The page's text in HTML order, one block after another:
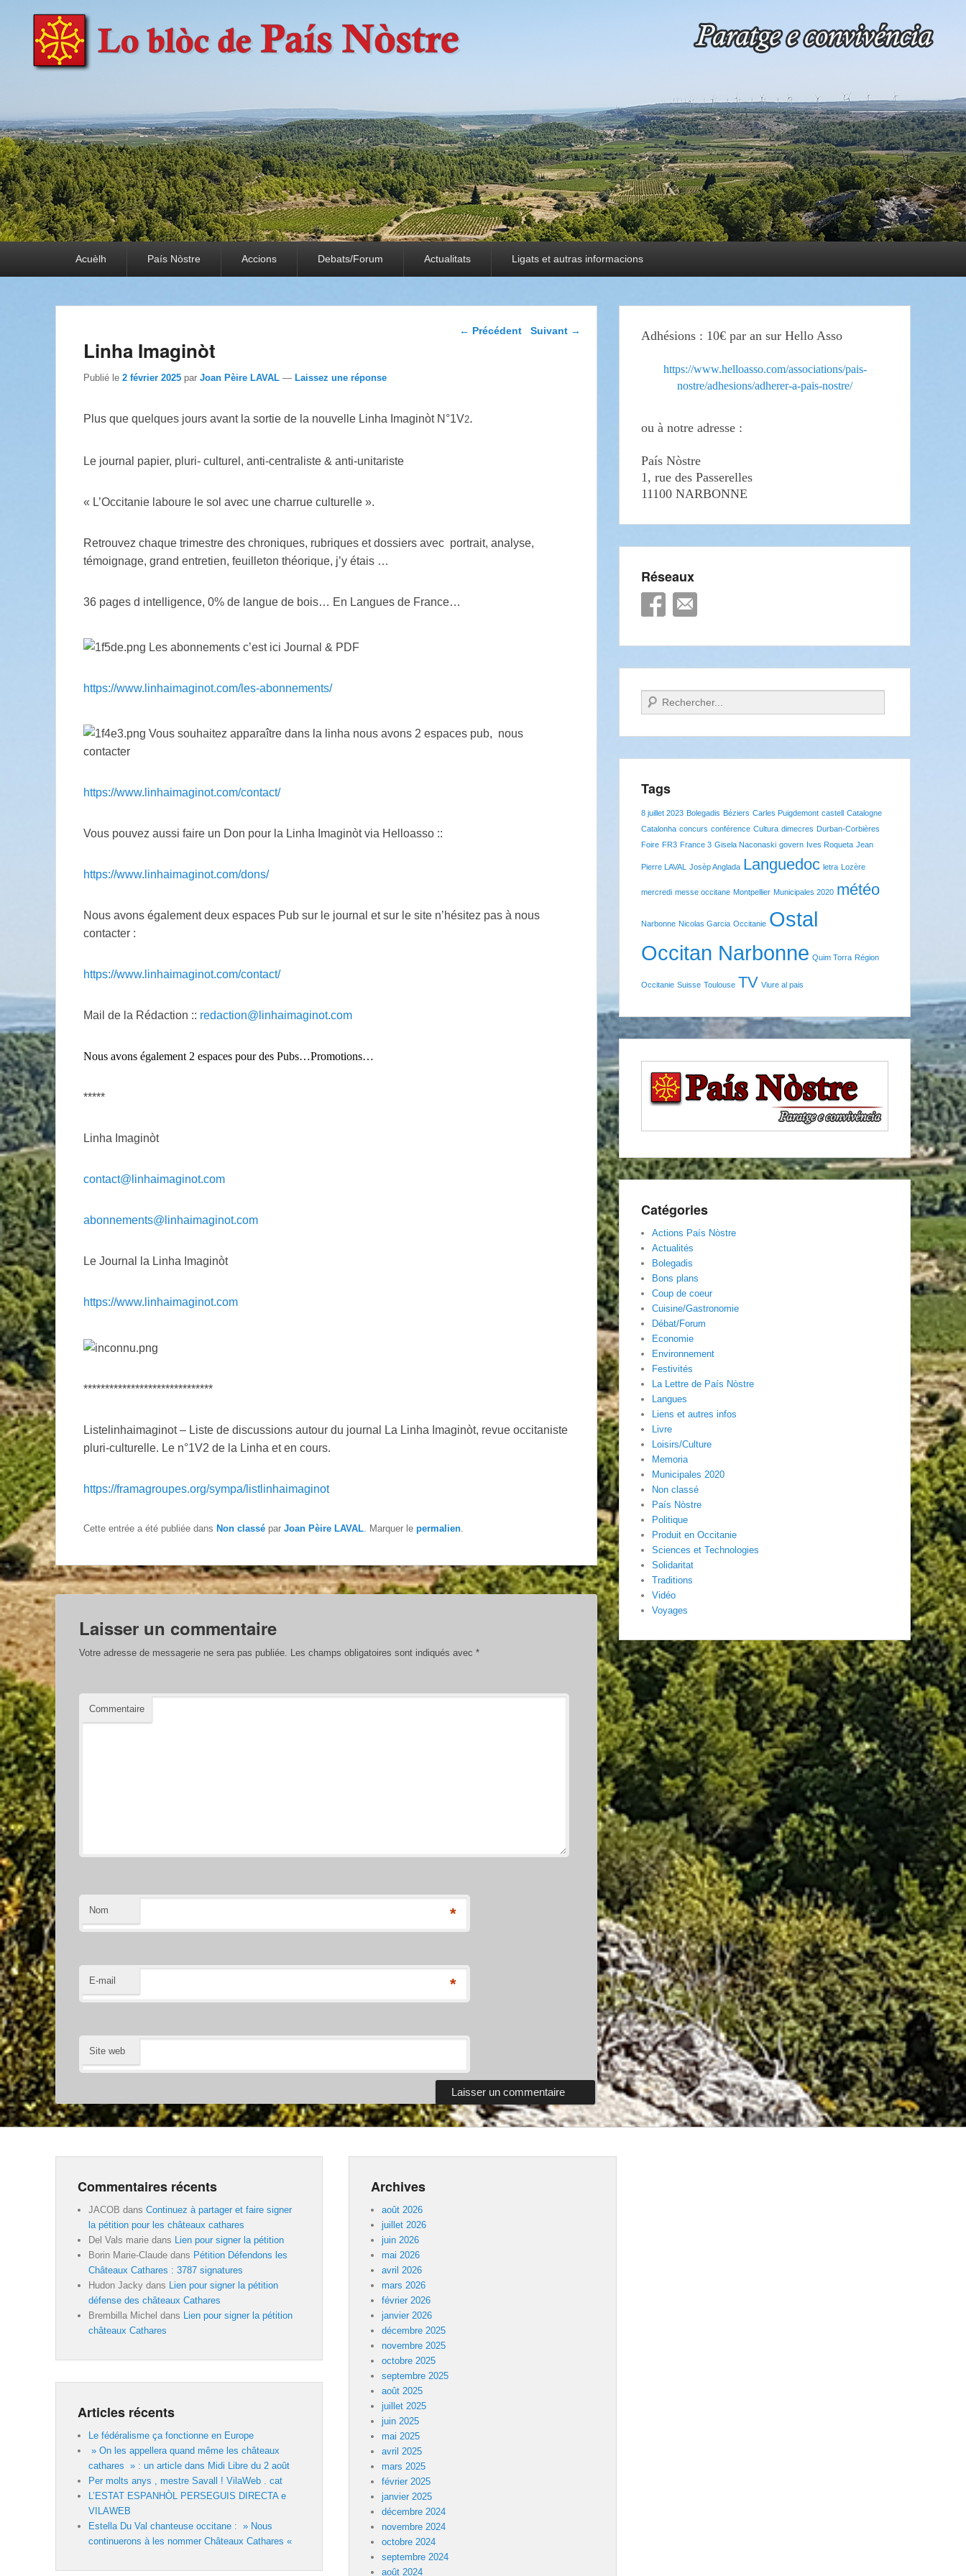
País Nòstre
Paratge e Convivència
Acuèlh País Nòstre Accions Debats/Forum Actualitats Ligats et autras informacions
Navigation dans les
← Précédent Suivant →
Linha Imaginòt
Publié le 2 février 2025 par Joan Pèire LAVAL — Laissez une réponse
Plus que quelques jours avant la sortie de la nouvelle Linha Imaginòt N°1V2.
Le journal papier, pluri- culturel, anti-centraliste & anti-unitariste
« L’Occitanie laboure le sol avec une charrue culturelle ».
Retrouvez chaque trimestre des chroniques, rubriques et dossiers avec portrait, analyse,
témoignage, grand entretien, feuilleton théorique, j’y étais …
36 pages d intelligence, 0% de langue de bois… En Langues de France…
Les abonnements c’est ici Journal & PDF
https://www.linhaimaginot.com/les-abonnements/
Vous souhaitez apparaître dans la linha nous avons 2 espaces pub, nous
contacter
https://www.linhaimaginot.com/contact/
Vous pouvez aussi faire un Don pour la Linha Imaginòt via Helloasso ::
https://www.linhaimaginot.com/dons/
Nous avons également deux espaces Pub sur le journal et sur le site n’hésitez pas à nous
contacter :
https://www.linhaimaginot.com/contact/
Mail de la Rédaction :: redaction@linhaimaginot.com
Nous avons également 2 espaces pour des Pubs…Promotions…
*****
Linha Imaginòt
contact@linhaimaginot.com
abonnements@linhaimaginot.com
Le Journal la Linha Imaginòt
https://www.linhaimaginot.com
******************************
Listelinhaimaginot – Liste de discussions autour du journal La Linha Imaginòt, revue occitaniste
pluri-culturelle. Le n°1V2 de la Linha et en cours.
https://framagroupes.org/sympa/listlinhaimaginot
Cette entrée a été publiée dans Non classé par Joan Pèire LAVAL . Marquer le permalien
Laisser un commentaire
Votre adresse de messagerie ne sera pas publiée. Les champs obligatoires sont indiqués avec *
Commentaire
Nom *
E-mail *
Site web
Adhésions : 10€ par an sur Hello Asso
https://www.helloasso.com/associations/pais-
nostre/adhesions/adherer-a-pais-nostre/
ou à notre adresse :
País Nòstre
1, rue des Passerelles
11100 NARBONNE
Réseaux
Recherche
Tags
8 juillet 2023 Bolegadis Béziers Carles Puigdemont castell Catalogne
Catalonha concurs conférence Cultura dimecres Durban-Corbières
Foire FR3 France 3 Gisela Naconaski govern Ives Roqueta Jean
Pierre LAVAL Josèp Anglada Languedoc letra Lozère
mercredi messe occitane Montpellier Municipales 2020 météo
Narbonne Nicolas Garcia Occitanie Ostal
Occitan Narbonne Quim Torra Région
Occitanie Suisse Toulouse TV Viure al pais
Catégories
Actions País Nòstre
Actualités
Bolegadis
Bons plans
Coup de coeur
Cuisine/Gastronomie
Débat/Forum
Economie
Environnement
Festivités
La Lettre de País Nòstre
Langues
Liens et autres infos
Livre
Loisirs/Culture
Memoria
Municipales 2020
Non classé
País Nòstre
Politique
Produit en Occitanie
Sciences et Technologies
Solidaritat
Traditions
Vidéo
Voyages
Commentaires récents
JACOB dans Continuez à partager et faire signer
la pétition pour les châteaux cathares
Del Vals marie dans
Lien pour signer la pétition
Borin Marie-Claude dans Pétition Défendons les
Châteaux Cathares : 3787 signatures
Hudon Jacky dans
Lien pour signer la pétition
défense des châteaux Cathares
Brembilla Michel dans
Lien pour signer la pétition
châteaux Cathares
Articles récents
Le fédéralisme ça fonctionne en Europe
» On les appellera quand même les châteaux
cathares » : un article dans Midi Libre du 2 août
Per molts anys , mestre Savall ! VilaWeb . cat
L’ESTAT ESPANHÒL PERSEGUIS DIRECTA e
VILAWEB
Estella Du Val chanteuse occitane : » Nous
continuerons à les nommer Châteaux Cathares «
Archives
août 2026
juillet 2026
juin 2026
mai 2026
avril 2026
mars 2026
février 2026
janvier 2026
décembre 2025
novembre 2025
octobre 2025
septembre 2025
août 2025
juillet 2025
juin 2025
mai 2025
avril 2025
mars 2025
février 2025
janvier 2025
décembre 2024
novembre 2024
octobre 2024
septembre 2024
août 2024